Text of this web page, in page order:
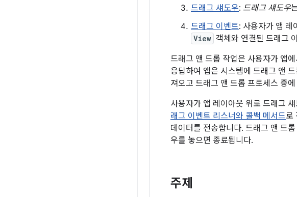
드래그 섀도우: 드래그 섀도우
드래그 이벤트: 사용자가 앱 레
View 객체와 연결된 드래그
드래그 앤 드롭 작업은 사용자가 앱
응답하여 앱은 시스템에 드래그 앤
져오고 드래그 앤 드롭 프로세스 중
사용자가 앱 레이아웃 위로 드래그
래그 이벤트 리스너와 콜백 메서드로
데이터를 전송합니다. 드래그 앤 드
우를 놓으면 종료됩니다.
주제